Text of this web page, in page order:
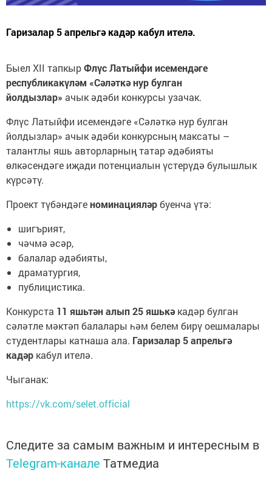
Гаризалар 5 апрельгә кадәр кабул ителә.
Быел XII тапкырФлүс Латыйфи исемендәге
республикакүләм «Сәләткә нур булган
йолдызлар» ачык әдәби конкурсы узачак.
Флүс Латыйфи исемендәге «Сәләткә нур булган
йолдызлар» ачык әдәби конкурсның максаты –
талантлы яшь авторларның татар әдәбияты
өлкәсендәге иҗади потенциалын үстерүдә булышлык
күрсәтү.
Проект түбәндәгеноминацияләрбуенча үтә:
шигърият,
чәчмә әсәр,
балалар әдәбияты,
драматургия,
публицистика.
Конкурста 11 яшьтән алып 25 яшькәкадәр булган
сәләтле мәктәп балалары һәм белем бирү оешмалары
студентлары катнаша ала. Гаризалар 5 апрельгә
кадәр кабул ителә.
Чыганак:
https://vk.com/selet.official
Следите за самым важным и интересным в
Telegram-канале Татмедиа